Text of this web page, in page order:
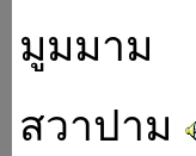
มูมมาม
สวาปาม